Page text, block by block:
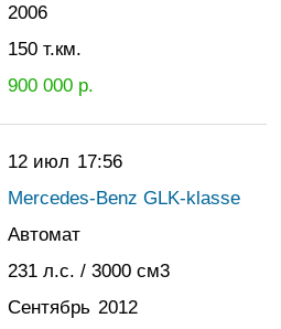
2006
150 т.км.
900 000р.
12 июл 17:56
Mercedes-Benz GLK-klasse
Автомат
231 л.с. / 3000 см3
Сентябрь 2012